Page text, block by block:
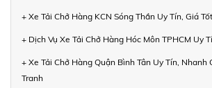
+ Xe Tải Chở Hàng KCN Sóng Thần Uy Tín, Giá
+ Dịch Vụ Xe Tải Chở Hàng Hóc Môn TPHCM Uy
+ Xe Tải Chở Hàng Quận Bình Tân Uy Tín, Nhanh
Tranh